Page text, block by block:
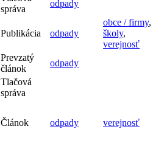
správa
odpady
Publikácia odpady
obce / firmy,
školy,
verejnosť
Prevzatý
článok
odpady
Tlačová
správa
Článok odpady verejnosť